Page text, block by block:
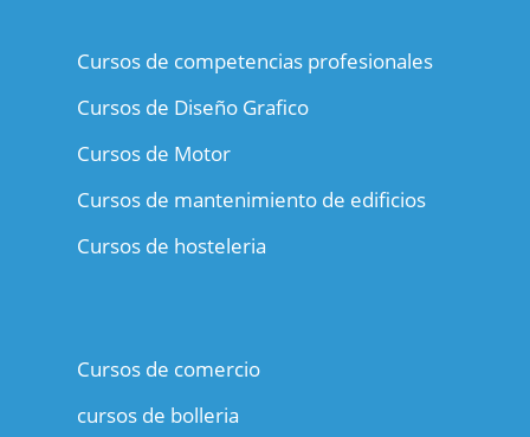
Cursos de competencias profesionales
Cursos de Diseño Grafico
Cursos de Motor
Cursos de mantenimiento de edificios
Cursos de hosteleria
Cursos de comercio
cursos de bolleria